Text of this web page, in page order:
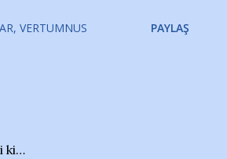
VERTUMNUS PAYLAŞ
ki…